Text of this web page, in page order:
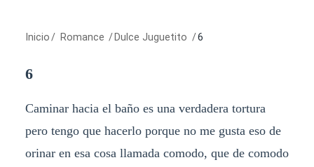
Inicio / Romance / Dulce Juguetito /6
6
Caminar hacia el baño es una verdadera tortura
pero tengo que hacerlo porque no me gusta eso de
orinar en esa cosa llamada comodo, que de comodo